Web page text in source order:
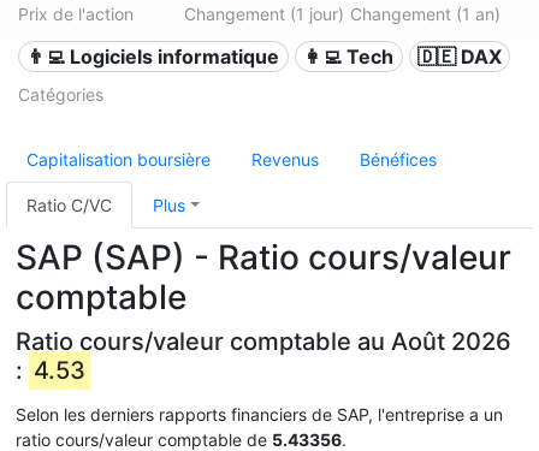
Prix de l'action Changement (1 jour) Changement (1 an)
👨‍💻 Logiciels informatique 👩‍💻 Tech 🇩🇪 DAX
Catégories
Capitalisation boursière Revenus Bénéfices
Ratio C/VC Plus
SAP (SAP) - Ratio cours/valeur
comptable
Ratio cours/valeur comptable au Août 2026
: 4.53
Selon les derniers rapports financiers de SAP, l'entreprise a un
ratio cours/valeur comptable de 5.43356.